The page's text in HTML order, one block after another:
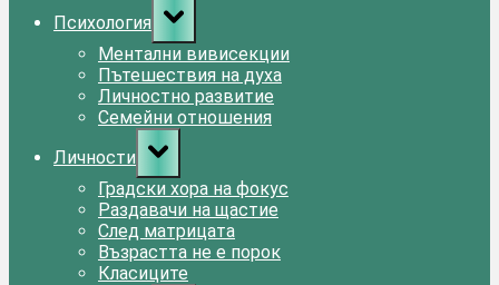
Психология
Toggle
sub-
menu
Ментални вивисекции
Пътешествия на духа
Личностно развитие
Семейни отношения
Личности
Toggle
sub-
menu
Градски хора на фокус
Раздавачи на щастие
След матрицата
Възрастта не е порок
Класиците